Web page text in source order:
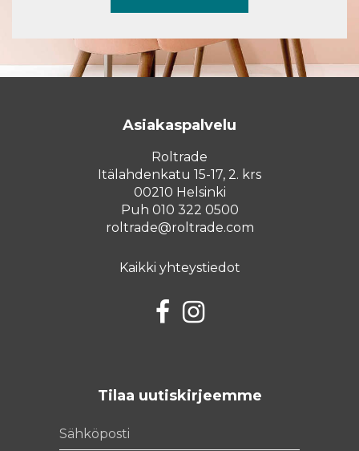
Asiakaspalvelu
Roltrade
Itälahdenkatu 15-17, 2. krs
00210 Helsinki
Puh 010 322 0500
roltrade@roltrade.com
Kaikki yhteystiedot
FacebookInstagram
Tilaa uutiskirjeemme